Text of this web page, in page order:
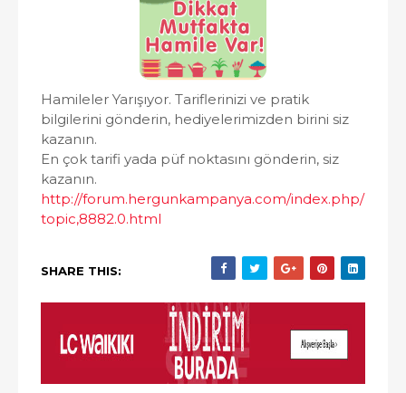
Hamileler Yarışıyor. Tariflerinizi ve pratik
bilgilerini gönderin, hediyelerimizden birini siz
kazanın.
En çok tarifi yada püf noktasını gönderin, siz
kazanın.
http://forum.hergunkampanya.com/index.php/
topic,8882.0.html
SHARE THIS: